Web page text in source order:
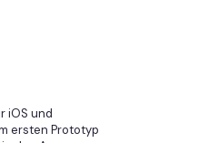
iOS und
ersten Prototyp